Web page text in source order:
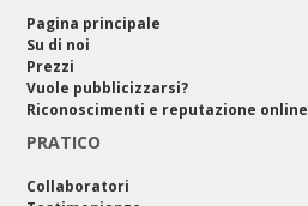
Pagina principale
Su di noi
Prezzi
Vuole pubblicizzarsi?
Riconoscimenti e reputazione online
PRATICO
Collaboratori